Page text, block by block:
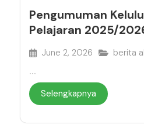
Pengumuman
Pelajaran 2025/
June 2, 2026
berita
...
Selengkapnya